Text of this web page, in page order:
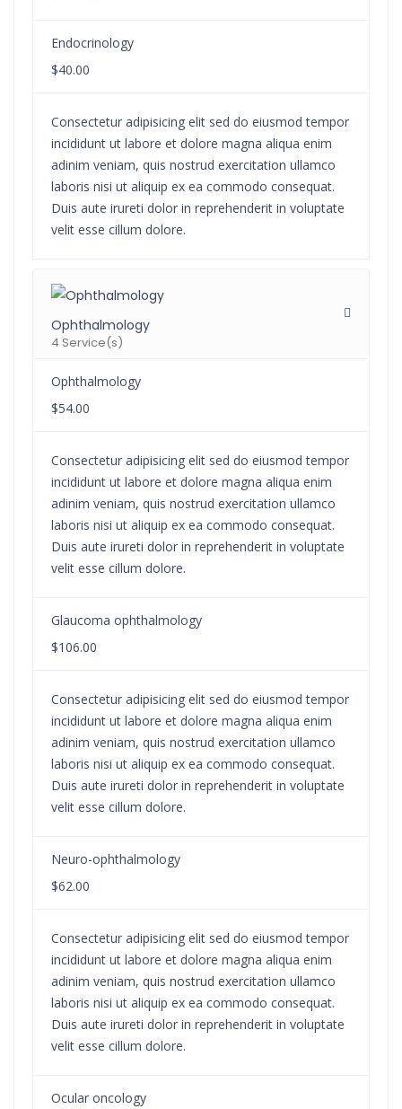
Endocrinology
$40.00
Consectetur adipisicing elit sed do eiusmod tempor
incididunt ut labore et dolore magna aliqua enim
adinim veniam, quis nostrud exercitation ullamco
laboris nisi ut aliquip ex ea commodo consequat.
Duis aute irureti dolor in reprehenderit in voluptate
velit esse cillum dolore.
Ophthalmology
4 Service(s)
Ophthalmology
$54.00
Consectetur adipisicing elit sed do eiusmod tempor
incididunt ut labore et dolore magna aliqua enim
adinim veniam, quis nostrud exercitation ullamco
laboris nisi ut aliquip ex ea commodo consequat.
Duis aute irureti dolor in reprehenderit in voluptate
velit esse cillum dolore.
Glaucoma ophthalmology
$106.00
Consectetur adipisicing elit sed do eiusmod tempor
incididunt ut labore et dolore magna aliqua enim
adinim veniam, quis nostrud exercitation ullamco
laboris nisi ut aliquip ex ea commodo consequat.
Duis aute irureti dolor in reprehenderit in voluptate
velit esse cillum dolore.
Neuro-ophthalmology
$62.00
Consectetur adipisicing elit sed do eiusmod tempor
incididunt ut labore et dolore magna aliqua enim
adinim veniam, quis nostrud exercitation ullamco
laboris nisi ut aliquip ex ea commodo consequat.
Duis aute irureti dolor in reprehenderit in voluptate
velit esse cillum dolore.
Ocular oncology